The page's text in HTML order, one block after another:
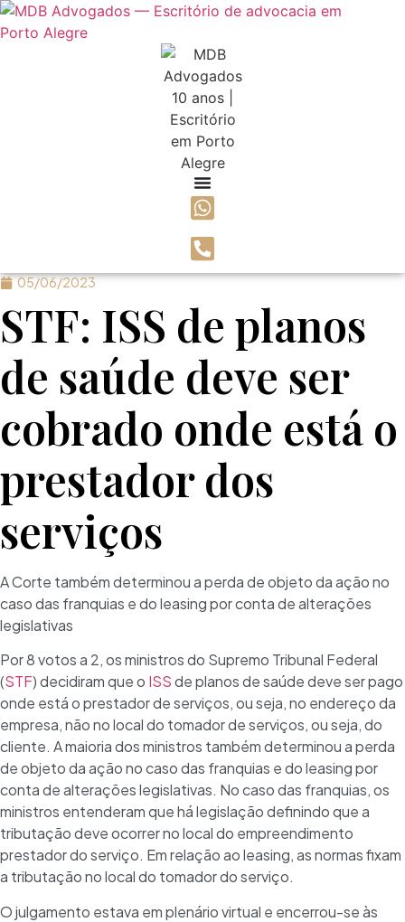
Ir
para
05/06/2023
STF: ISS de planos
de saúde deve ser
cobrado onde está o
prestador dos
serviços
A Corte também determinou a perda de objeto da ação no
caso das franquias e do leasing por conta de alterações
legislativas
Por 8 votos a 2, os ministros do Supremo Tribunal Federal
(STF) decidiram que o ISSde planos de saúde deve ser pago
onde está o prestador de serviços, ou seja, no endereço da
empresa, não no local do tomador de serviços, ou seja, do
cliente. A maioria dos ministros também determinou a perda
de objeto da ação no caso das franquias e do leasing por
conta de alterações legislativas. No caso das franquias, os
ministros entenderam que há legislação definindo que a
tributação deve ocorrer no local do empreendimento
prestador do serviço. Em relação ao leasing, as normas fixam
a tributação no local do tomador do serviço.
O julgamento estava em plenário virtual e encerrou-se às